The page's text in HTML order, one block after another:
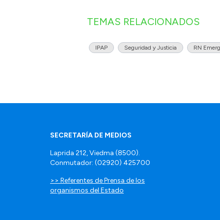
TEMAS RELACIONADOS
IPAP Seguridad y Justicia RN
SECRETARÍA DE MEDIOS
Laprida 212, Viedma (8500).
Conmutador: (02920) 425700
>> Referentes de Prensa de los
organismos del Estado